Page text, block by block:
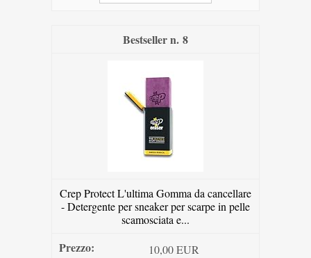
8
Crep Protect L'ultima Gomma da cancellare
- Detergente per sneaker per scarpe in pelle
scamosciata e...
10,00 EUR